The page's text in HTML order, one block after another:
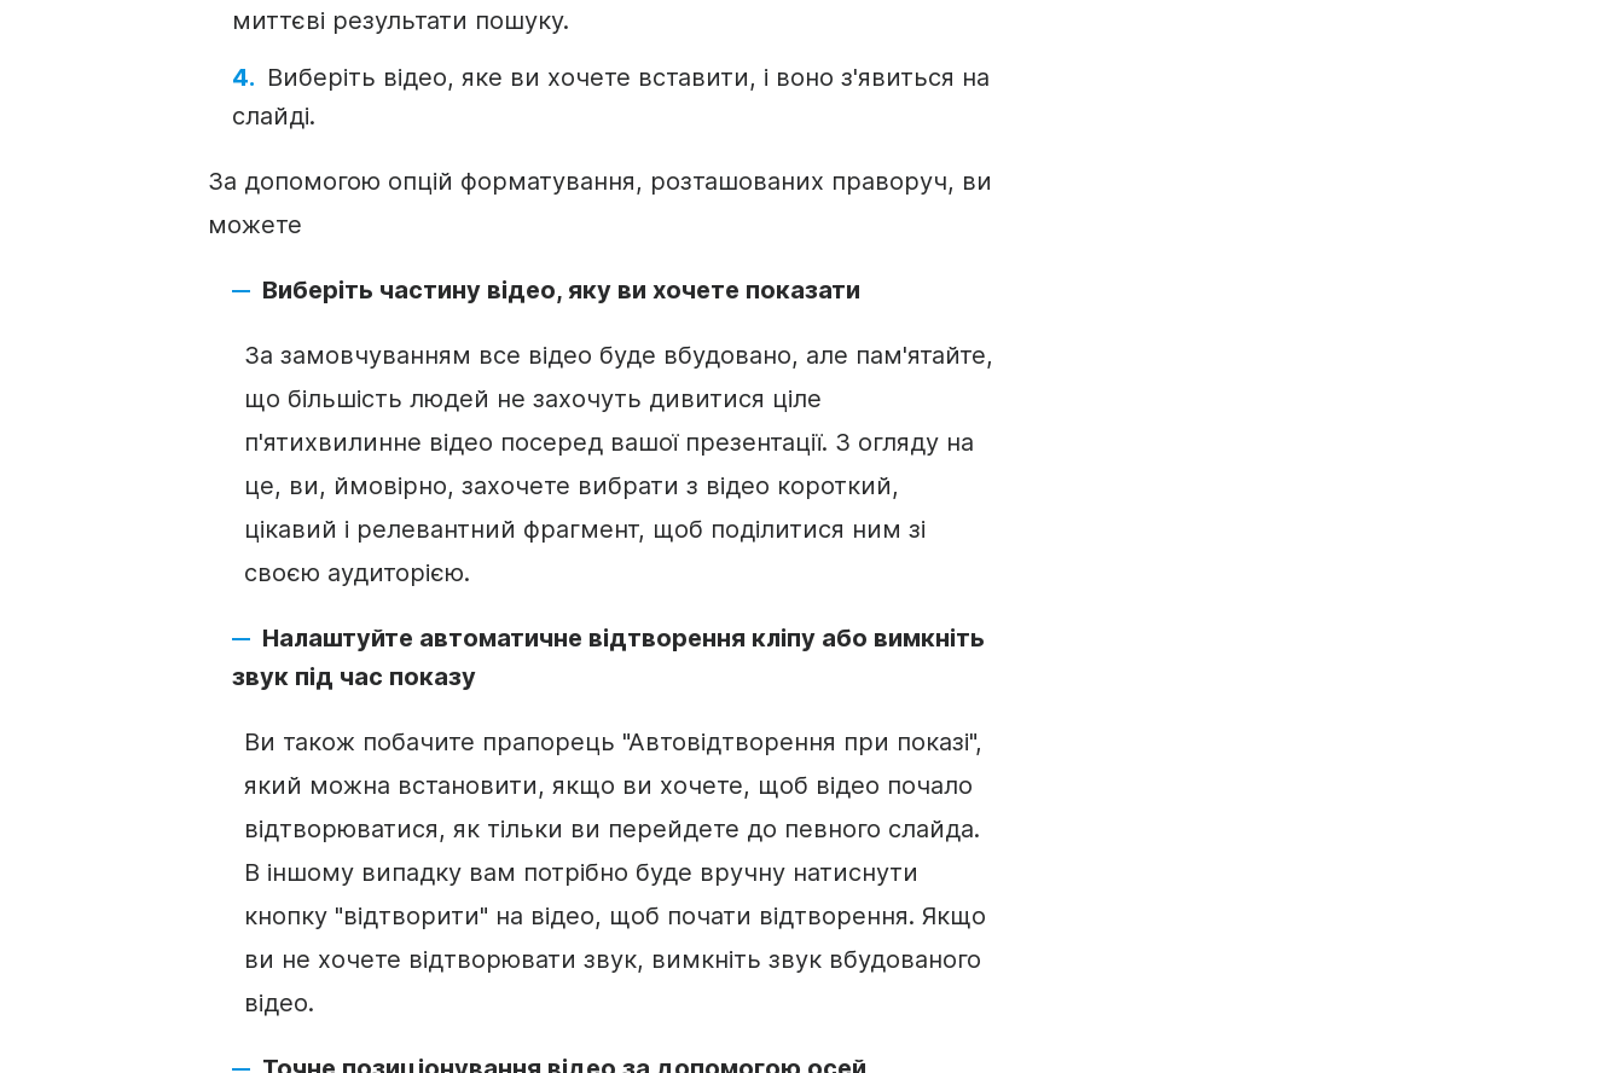
миттєві результати пошуку.
Виберіть відео, яке ви хочете вставити, і воно з'явиться на
слайді.
За допомогою опцій форматування, розташованих праворуч, ви
можете
Виберіть частину відео, яку ви хочете показати
За замовчуванням все відео буде вбудовано, але пам'ятайте,
що більшість людей не захочуть дивитися ціле
п'ятихвилинне відео посеред вашої презентації. З огляду на
це, ви, ймовірно, захочете вибрати з відео короткий,
цікавий і релевантний фрагмент, щоб поділитися ним зі
своєю аудиторією.
Налаштуйте автоматичне відтворення кліпу або вимкніть
звук під час показу
Ви також побачите прапорець "Автовідтворення при показі",
який можна встановити, якщо ви хочете, щоб відео почало
відтворюватися, як тільки ви перейдете до певного слайда.
В іншому випадку вам потрібно буде вручну натиснути
кнопку "відтворити" на відео, щоб почати відтворення. Якщо
ви не хочете відтворювати звук, вимкніть звук вбудованого
відео.